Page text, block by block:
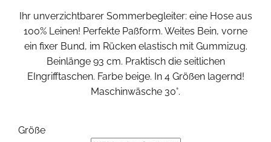
Ihr unverzichtbarer Sommerbegleiter: eine Hose aus
100% Leinen! Perfekte Paßform. Weites Bein, vorne
ein fixer Bund, im Rücken elastisch mit Gummizug.
Beinlänge 93 cm. Praktisch die seitlichen
EIngrifftaschen. Farbe beige. In 4 Größen lagernd!
Maschinwäsche 30°.
Größe